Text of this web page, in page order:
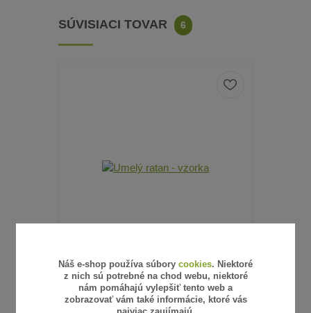
SÚVISIACI TOVAR 6
6 hodnotenie
UMELÝ RATAN - VZORKA
Náš e-shop používa súbory cookies. Niektoré
z nich sú potrebné na chod webu, niektoré
nám pomáhajú vylepšiť tento web a
zobrazovať vám také informácie, ktoré vás
najviac zaujímajú.